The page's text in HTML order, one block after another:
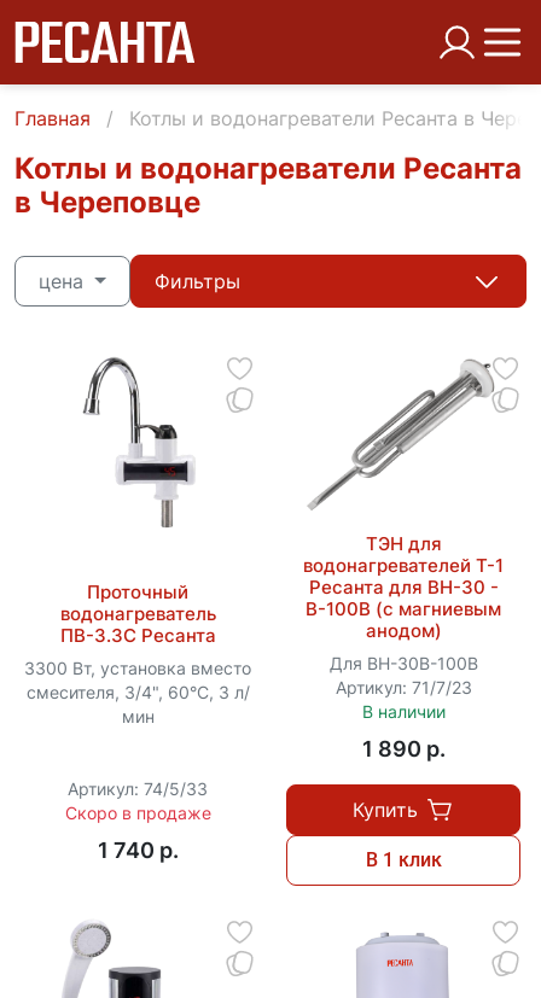
Главная Котлы и водонагреватели Ресанта в
Котлы и водонагреватели Ресанта
в Череповце
цена Фильтры
Проточный
водонагреватель
ПВ-3.3С Ресанта
3300 Вт, установка вместо
смесителя, 3/4", 60°C, 3 л/
мин
Артикул: 74/5/33
Скоро в продаже
1 740 p.
ТЭН для
водонагревателей Т-1
Ресанта для ВН-30 -
В-100В (с магниевым
анодом)
Для ВН-30В-100В
Артикул: 71/7/23
В наличии
1 890 p.
Купить
В 1 клик